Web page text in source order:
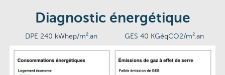
Diagnostic énergétique
DPE 240 kWhep/m².an GES 40 KGéqCO2/m².an